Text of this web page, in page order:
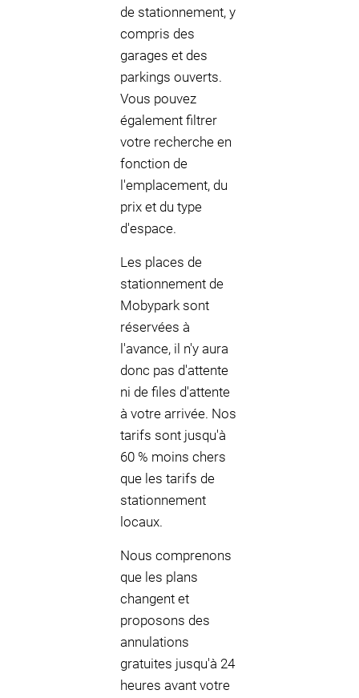
de stationnement, y
compris des
garages et des
parkings ouverts.
Vous pouvez
également filtrer
votre recherche en
fonction de
l'emplacement, du
prix et du type
d'espace.
Les places de
stationnement de
Mobypark sont
réservées à
l'avance, il n'y aura
donc pas d'attente
ni de files d'attente
à votre arrivée. Nos
tarifs sont jusqu'à
60 % moins chers
que les tarifs de
stationnement
locaux.
Nous comprenons
que les plans
changent et
proposons des
annulations
gratuites jusqu'à 24
heures avant votre